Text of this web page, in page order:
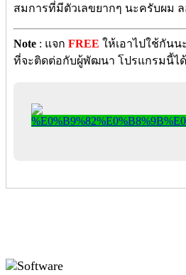
สมการที่มีตัวเลขยากๆ นะครับผม
Note : แจก FREE ให้เอาไปใช้กัน
ที่จะติดต่อกับผู้พัฒนา โปรแกรมนี้ไ